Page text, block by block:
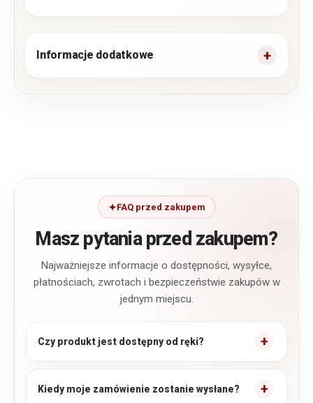
Informacje dodatkowe
FAQ przed zakupem
Masz pytania przed zakupem?
Najważniejsze informacje o dostępności, wysyłce,
płatnościach, zwrotach i bezpieczeństwie zakupów w
jednym miejscu.
Czy produkt jest dostępny od ręki?
Kiedy moje zamówienie zostanie wysłane?